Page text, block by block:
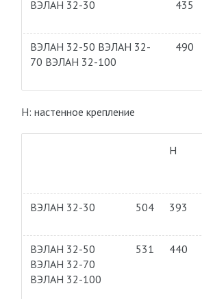
ВЭЛАН 32-30 435
ВЭЛАН 32-50 ВЭЛАН 32-
70 ВЭЛАН 32-100
490
Н: настенное крепление
Н
ВЭЛАН 32-30 504 393
ВЭЛАН 32-50
ВЭЛАН 32-70
ВЭЛАН 32-100
531 440